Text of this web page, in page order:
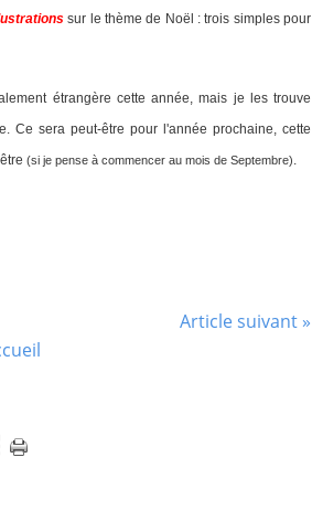
sur le thème de Noël : trois simples pour
étrangère cette année, mais je les trouve
Ce sera peut-être pour l'année prochaine, cette
(si je pense à commencer au mois de Septembre).
Article suivant »